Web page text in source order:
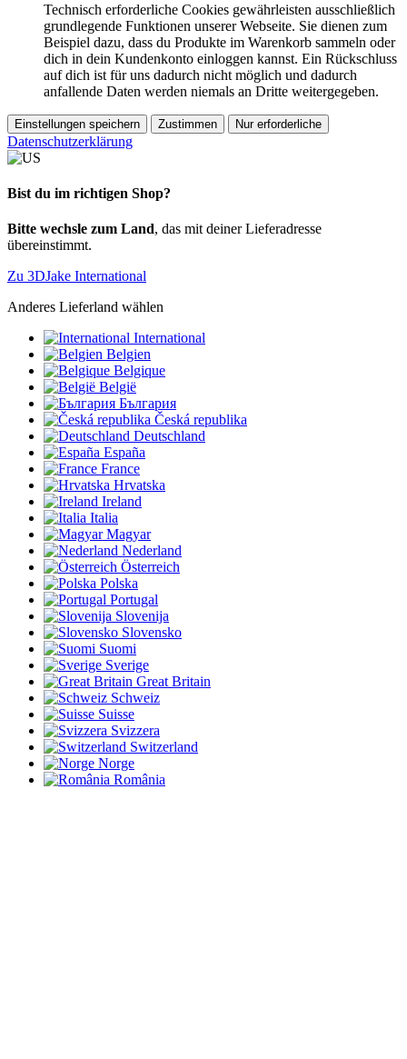
Technisch erforderliche Cookies gewährleisten ausschließlich
grundlegende Funktionen unserer Webseite. Sie dienen zum
Beispiel dazu, dass du Produkte im Warenkorb sammeln oder
dich in dein Kundenkonto einloggen kannst. Ein Rückschluss
auf dich ist für uns dadurch nicht möglich und dadurch
anfallende Daten werden niemals an Dritte weitergegeben.
Einstellungen speichern Zustimmen Nur erforderliche
Datenschutzerklärung
Bist du im richtigen Shop?
Bitte wechsle zum Land, das mit deiner Lieferadresse
übereinstimmt.
Zu 3DJake International
Anderes Lieferland wählen
International
Belgien
Belgique
België
България
Česká republika
Deutschland
España
France
Hrvatska
Ireland
Italia
Magyar
Nederland
Österreich
Polska
Portugal
Slovenija
Slovensko
Suomi
Sverige
Great Britain
Schweiz
Suisse
Svizzera
Switzerland
Norge
România